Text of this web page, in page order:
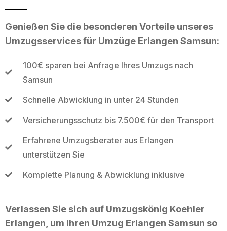
Genießen Sie die besonderen Vorteile unseres
Umzugsservices für Umzüge Erlangen Samsun:
100€ sparen bei Anfrage Ihres Umzugs nach
Samsun
Schnelle Abwicklung in unter 24 Stunden
Versicherungsschutz bis 7.500€ für den Transport
Erfahrene Umzugsberater aus Erlangen
unterstützen Sie
Komplette Planung & Abwicklung inklusive
Verlassen Sie sich auf Umzugskönig Koehler
Erlangen, um Ihren Umzug Erlangen Samsun so